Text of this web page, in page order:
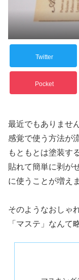
Twitter
Pocket
最近でもありませ
感覚で使う方法が
もともとは塗装す
貼れて簡単に剥が
に使うことが増え
そのようなおしゃ
「マステ」なんて